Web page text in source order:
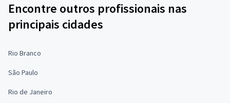
Encontre outros profissionais nas
principais cidades
Rio Branco
São Paulo
Rio de Janeiro